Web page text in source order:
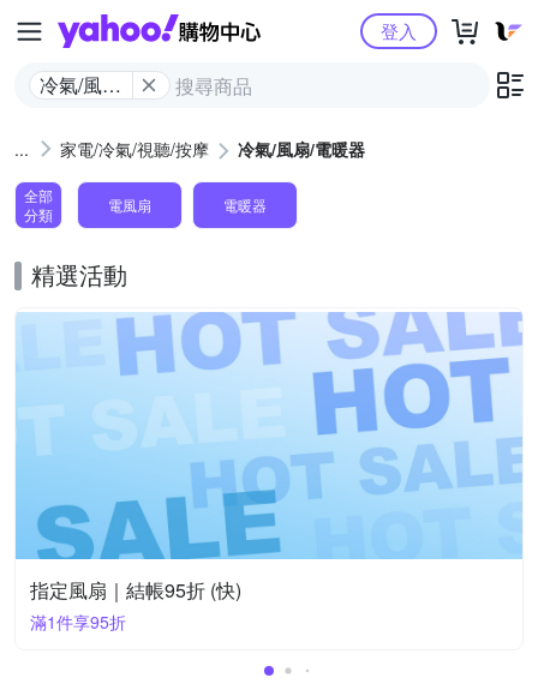
Yahoo購物中心
冷氣/風扇/
登入
家電/冷氣/視聽/按摩 冷氣/風扇/電暖器
全部
分類
電風扇 電暖器
精選活動
指定風扇｜結帳95折 (快)
滿1件享95折